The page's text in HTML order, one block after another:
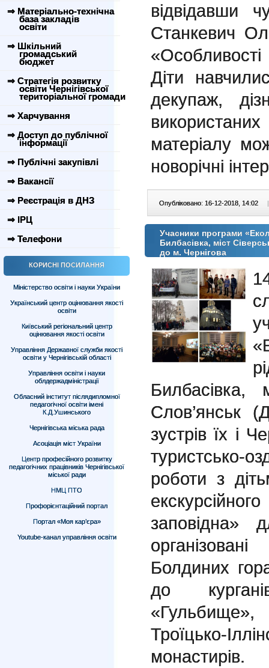
⇒ Матеріально-технічна
база закладів
освіти
⇒ Шкільний
громадський
бюджет
⇒ Стратегія розвитку
освіти Чернігівської
територіальної громади
⇒ Харчування
⇒ Доступ до публічної
інформації
⇒ Публічні закупівлі
⇒ Вакансії
⇒ Реєстрація в ДНЗ
⇒ ІРЦ
⇒ Телефони
КОРИСНІ ПОСИЛАННЯ
Міністерство освіти і науки України
Український центр оцінювання якості
освіти
Київський регіональний центр
оцінювання якості освіти
Управління Державної служби якості
освіти у Чернігівській області
Управління освіти і науки
облдержадміністрації
Обласний інститут післядипломної
педагогічної освіти імені
К.Д.Ушинського
Чернігівська міська рада
Асоціація міст України
Центр професійного розвитку
педагогічних працівників Чернігівської
міської ради
НМЦ ПТО
Профорієнтаційний портал
Портал «Моя кар’єра»
Youtube-канал управління освіти
відвідавши
Станкевич
Діти
декупаж,
матеріалу
новорічні
Опубліковано: 16-12-2018, 14:02 |
Учасники програми
Билбасівка, міст
до м. Чернігова
Билбасівка,
Слов’янськ
зустрів їх і
туристсько-
роботи з
заповідна»
Болдиних
до
Троїцько-
монастирів.